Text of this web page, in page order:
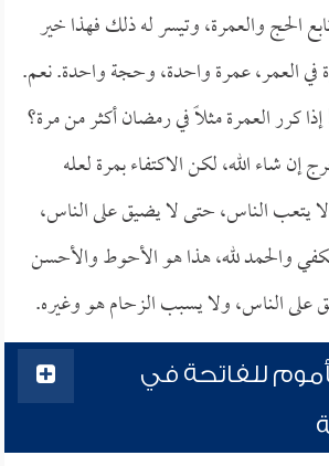
الحج والعمرة، وتيسر له ذلك فهذا خير
في العمر، عمرة واحدة، وحجة واحدة. نعم.
كرر العمرة مثلاً في رمضان أكثر من مرة؟
شاء الله، لكن الاكتفاء بمرة لعله
الناس، حتى لا يضيق على الناس،
والحمد لله، هذا هو الأحوط والأحسن
الناس، ولا يسبب الزحام هو وغيره.
للفاتحة في